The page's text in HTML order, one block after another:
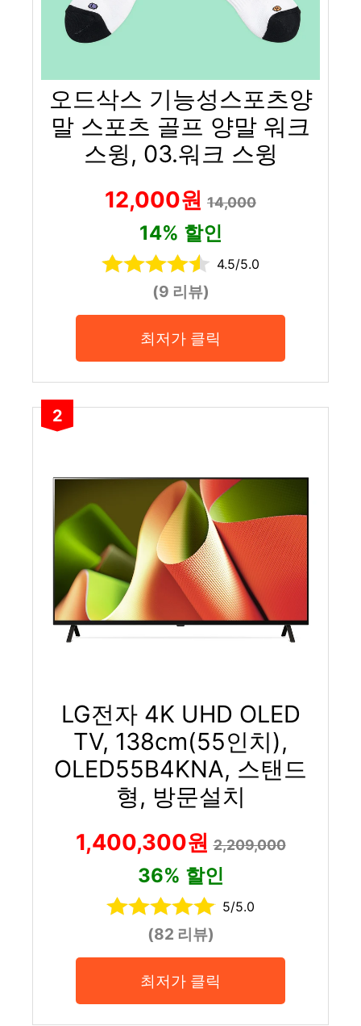
오드삭스 기능성스포츠양
말 스포츠 골프 양말 워크
스윙, 03.워크 스윙
12,000원 14,000
14% 할인
4.5/5.0
(9 리뷰)
최저가 클릭
2
LG전자 4K UHD OLED
TV, 138cm(55인치),
OLED55B4KNA, 스탠드
형, 방문설치
1,400,300원2,209,000
36% 할인
5/5.0
(82 리뷰)
최저가 클릭